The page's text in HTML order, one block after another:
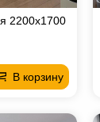
2200х1700
В корзину